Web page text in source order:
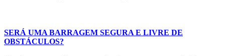
SERÁ UMA BARRAGEM SEGURA E LIVRE DE
OBSTÁCULOS?